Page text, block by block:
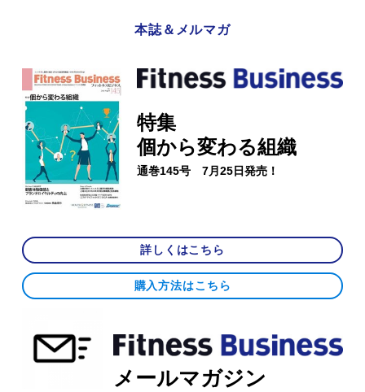
本誌＆メルマガ
特集
個から変わる組織
通巻145号 7月25日発売！
詳しくはこちら
購入方法はこちら
メールマガジン